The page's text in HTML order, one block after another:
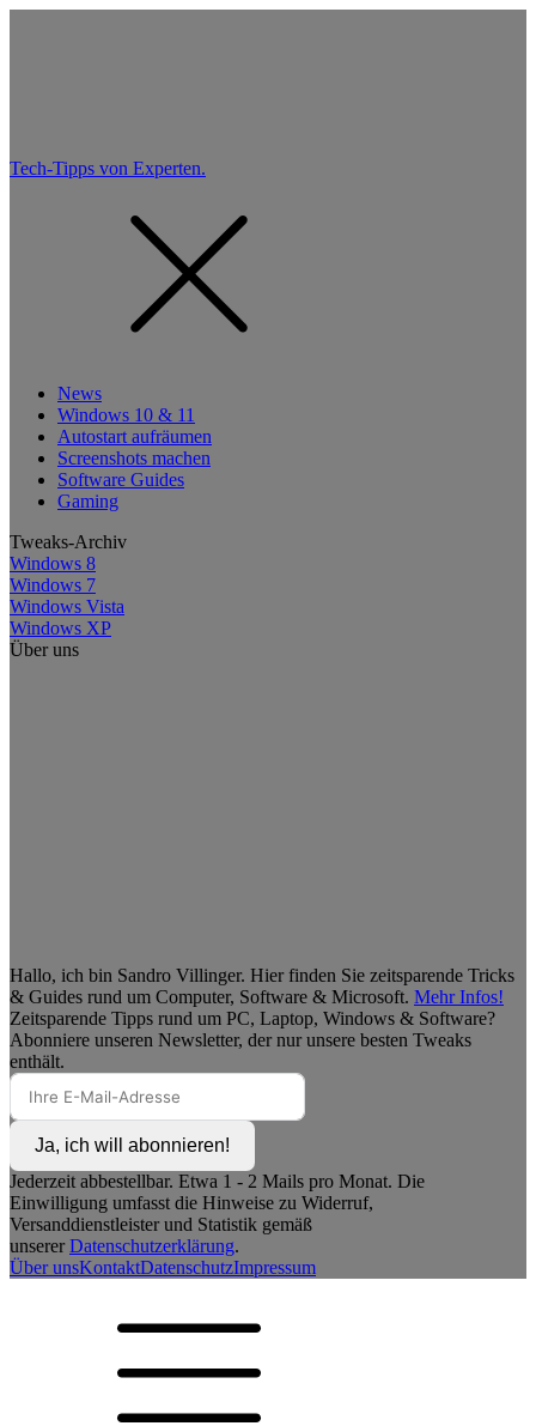
Tech-Tipps von Experten.
News
Windows 10 & 11
Autostart aufräumen
Screenshots machen
Software Guides
Gaming
Tweaks-Archiv
Windows 8
Windows 7
Windows Vista
Windows XP
Über uns
Hallo, ich bin Sandro Villinger. Hier finden Sie zeitsparende Tricks
& Guides rund um Computer, Software & Microsoft. Mehr Infos!
Zeitsparende Tipps rund um PC, Laptop, Windows & Software?
Abonniere unseren Newsletter, der nur unsere besten Tweaks
enthält.
Ja, ich will abonnieren!
Jederzeit abbestellbar. Etwa 1 - 2 Mails pro Monat. Die
Einwilligung umfasst die Hinweise zu Widerruf,
Versanddienstleister und Statistik gemäß
unsererDatenschutzerklärung.
Über unsKontaktDatenschutzImpressum